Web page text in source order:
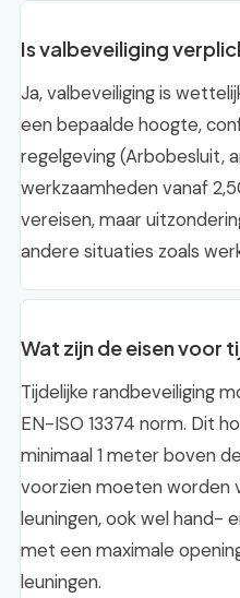
Is valbeveiliging
Ja, valbeveiliging is
een bepaalde hoogte,
regelgeving (Arbobesluit,
werkzaamheden vanaf
vereisen, maar
andere situaties zoals
Wat zijn de eisen voor
Tijdelijke randbeveiliging
EN-ISO 13374 norm. Dit
minimaal 1 meter boven
voorzien moeten worden
leuningen, ook wel hand-
met een maximale
leuningen.